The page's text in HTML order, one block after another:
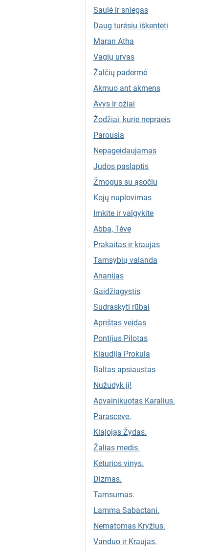
Saulė ir sniegas
Daug turėsiu iškentėti
Maran Atha
Vagių urvas
Žalčių padermė
Akmuo ant akmens
Avys ir ožiai
Žodžiai, kurie nepraeis
Parousia
Nepageidaujamas
Judos paslaptis
Žmogus su ąsočiu
Kojų nuplovimas
Imkite ir valgykite
Abba, Tėve
Prakaitas ir kraujas
Tamsybių valanda
Ananijas
Gaidžiagystis
Sudraskyti rūbai
Aprištas veidas
Pontijus Pilotas
Klaudija Prokula
Baltas apsiaustas
Nužudyk jį!
Apvainikuotas Karalius.
Parasceve.
Klajojąs Žydas.
Žalias medis.
Keturios vinys.
Dizmas.
Tamsumas.
Lamma Sabactani.
Nematomas Kryžius.
Vanduo ir Kraujas.